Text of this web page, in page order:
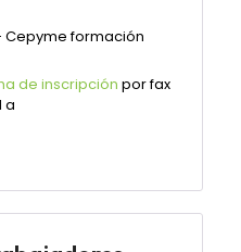
Cepyme formación
de inscripción por fax
a